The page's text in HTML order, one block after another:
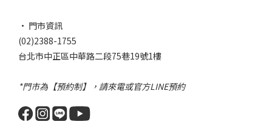
• 門市資訊
(02)2388-1755
台北市中正區中華路二段75巷19號1樓
*門市為【預約制】，請來電或官方LINE預約